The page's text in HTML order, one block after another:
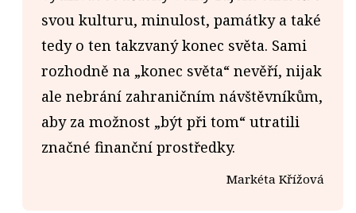
svou kulturu, minulost, památky a také
tedy o ten takzvaný konec světa. Sami
rozhodně na „konec světa“ nevěří, nijak
ale nebrání zahraničním návštěvníkům,
aby za možnost „být při tom“ utratili
značné finanční prostředky.
Markéta Křížová